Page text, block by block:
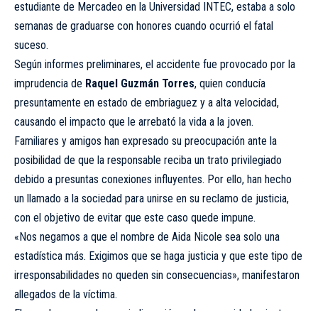
estudiante de Mercadeo en la Universidad INTEC, estaba a solo
semanas de graduarse con honores cuando ocurrió el fatal
suceso.
Según informes preliminares, el accidente fue provocado por la
imprudencia de Raquel Guzmán Torres, quien conducía
presuntamente en estado de embriaguez y a alta velocidad,
causando el impacto que le arrebató la vida a la joven.
Familiares y amigos han expresado su preocupación ante la
posibilidad de que la responsable reciba un trato privilegiado
debido a presuntas conexiones influyentes. Por ello, han hecho
un llamado a la sociedad para unirse en su reclamo de justicia,
con el objetivo de evitar que este caso quede impune.
«Nos negamos a que el nombre de Aida Nicole sea solo una
estadística más. Exigimos que se haga justicia y que este tipo de
irresponsabilidades no queden sin consecuencias», manifestaron
allegados de la víctima.